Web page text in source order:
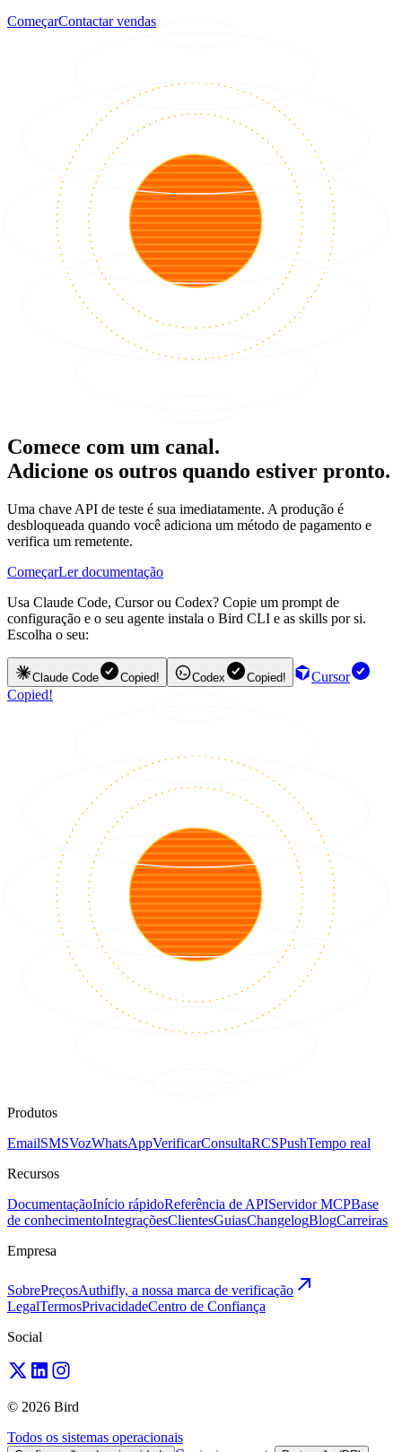
ComeçarContactar vendas
Comece com um canal.
Adicione os outros quando estiver pronto.
Uma chave API de teste é sua imediatamente. A produção é
desbloqueada quando você adiciona um método de pagamento e
verifica um remetente.
ComeçarLer documentação
Usa Claude Code, Cursor ou Codex? Copie um prompt de
configuração e o seu agente instala o Bird CLI e as skills por si.
Escolha o seu:
Claude Code Copied! Codex Copied!
Cursor
Copied!
Produtos
EmailSMSVozWhatsAppVerificarConsultaRCSPushTempo real
Recursos
DocumentaçãoInício rápidoReferência de APIServidor MCPBase
de conhecimentoIntegraçõesClientesGuiasChangelogBlogCarreiras
Empresa
SobrePreçosAuthifly, a nossa marca de verificação
LegalTermosPrivacidadeCentro de Confiança
Social
© 2026 Bird
Todos os sistemas operacionais